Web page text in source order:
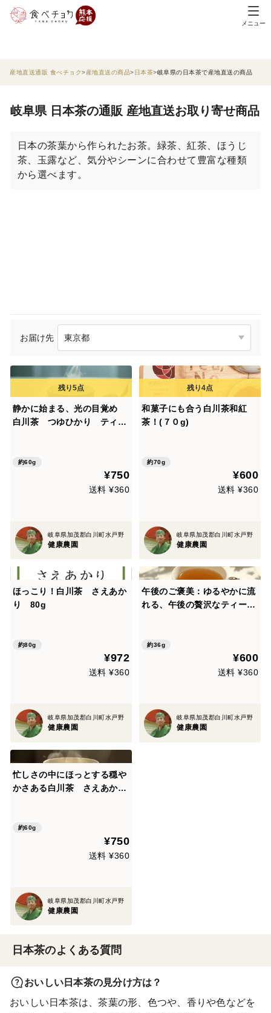
メニュー
産地直送通販 食べチョク 産地直送の商品 日本茶 岐阜県の日本茶で産地直送の商品
岐阜県 日本茶の通販 産地直送お取り寄せ商品
日本の茶葉から作られたお茶。緑茶、紅茶、ほうじ
茶、玉露など、気分やシーンに合わせて豊富な種類
から選べます。
お届け先
静かに始まる、光の目覚め
白川茶 つゆひかり ティー
約60g
¥750
送料 ¥360
岐阜県加茂郡白川町水戸野
健康農園
和菓子にも合う白川茶和紅
茶！(７０g)
約70g
¥600
送料 ¥360
岐阜県加茂郡白川町水戸野
健康農園
ほっこり！白川茶 さえあか
り 80g
約80g
¥972
送料 ¥360
岐阜県加茂郡白川町水戸野
健康農園
午後のご褒美：ゆるやかに流
れる、午後の贅沢なティーバ
約36g
¥600
送料 ¥360
岐阜県加茂郡白川町水戸野
健康農園
忙しさの中にほっとする穏や
かさある白川茶 さえあか
約60g
¥750
送料 ¥360
岐阜県加茂郡白川町水戸野
健康農園
日本茶のよくある質問
おいしい日本茶の見分け方は？
おいしい日本茶は、茶葉の形、色つや、香りや色などを